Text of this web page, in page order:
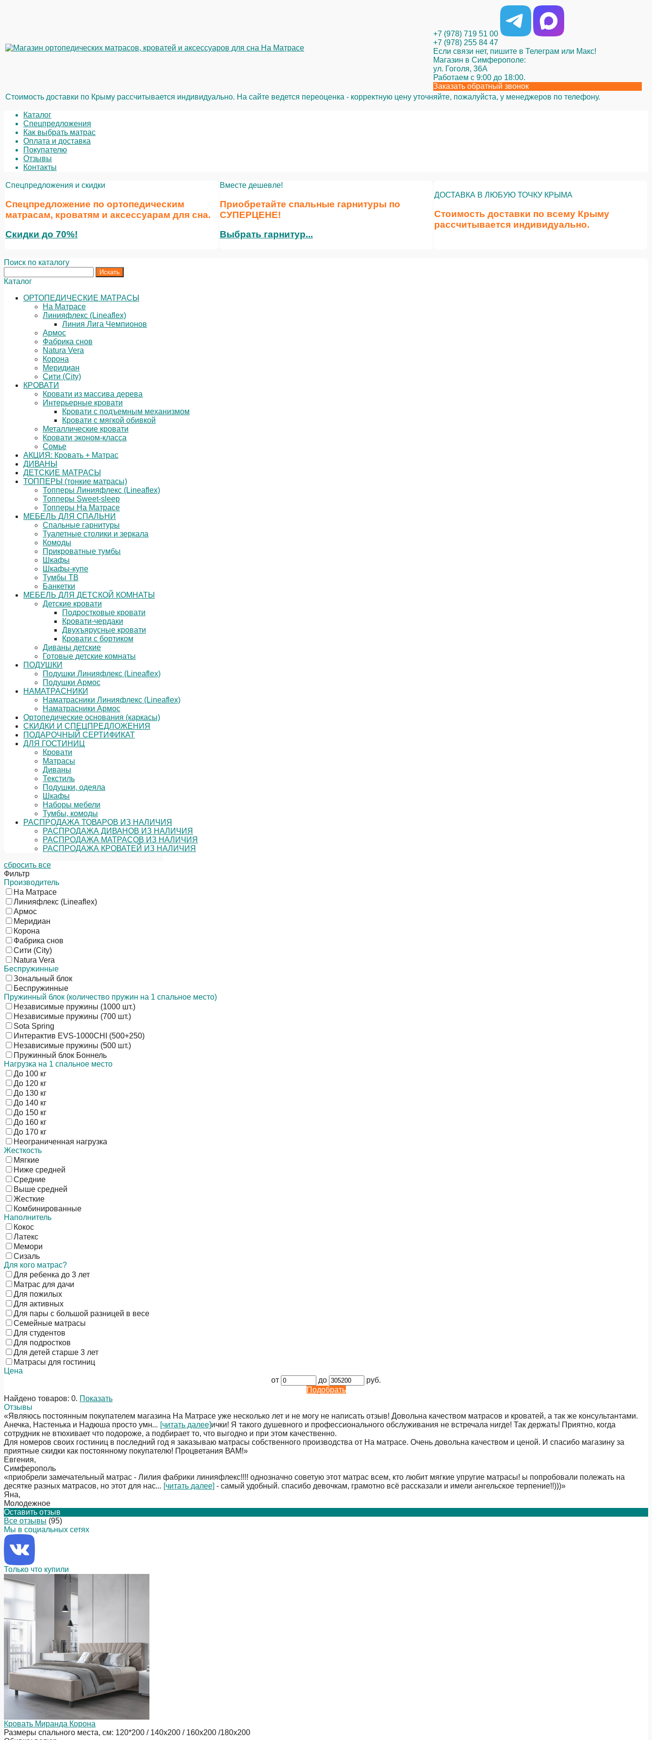
+7 (978) 719 51 00
+7 (978) 255 84 47
Если связи нет, пишите в Телеграм или Макс!
Магазин в Симферополе:
ул. Гоголя, 36А
Работаем с 9:00 до 18:00.
Заказать обратный звонок
Стоимость доставки по Крыму рассчитывается индивидуально. На сайте ведется переоценка - корректную цену уточняйте, пожалуйста, у менеджеров по телефону.
Каталог
Спецпредложения
Как выбрать матрас
Оплата и доставка
Покупателю
Отзывы
Контакты
Спецпредложения и скидки
Спецпредложение по ортопедическим
матрасам, кроватям и аксессуарам для сна.
Скидки до 70%!
Вместе дешевле!
Приобретайте спальные гарнитуры по
СУПЕРЦЕНЕ!
Выбрать гарнитур...
ДОСТАВКА В ЛЮБУЮ ТОЧКУ КРЫМА
Стоимость доставки по всему Крыму
рассчитывается индивидуально.
Поиск по каталогу
Каталог
ОРТОПЕДИЧЕСКИЕ МАТРАСЫ
На Матрасе
Линияфлекс (Lineaflex)
Линия Лига Чемпионов
Армос
Фабрика снов
Natura Vera
Корона
Меридиан
Сити (City)
КРОВАТИ
Кровати из массива дерева
Интерьерные кровати
Кровати с подъемным механизмом
Кровати с мягкой обивкой
Металлические кровати
Кровати эконом-класса
Сомье
АКЦИЯ: Кровать + Матрас
ДИВАНЫ
ДЕТСКИЕ МАТРАСЫ
ТОППЕРЫ (тонкие матрасы)
Топперы Линияфлекс (Lineaflex)
Топперы Sweet-sleep
Топперы На Матрасе
МЕБЕЛЬ ДЛЯ СПАЛЬНИ
Спальные гарнитуры
Туалетные столики и зеркала
Комоды
Прикроватные тумбы
Шкафы
Шкафы-купе
Тумбы ТВ
Банкетки
МЕБЕЛЬ ДЛЯ ДЕТСКОЙ КОМНАТЫ
Детские кровати
Подростковые кровати
Кровати-чердаки
Двухъярусные кровати
Кровати с бортиком
Диваны детские
Готовые детские комнаты
ПОДУШКИ
Подушки Линияфлекс (Lineaflex)
Подушки Армос
НАМАТРАСНИКИ
Наматрасники Линияфлекс (Lineaflex)
Наматрасники Армос
Ортопедические основания (каркасы)
СКИДКИ И СПЕЦПРЕДЛОЖЕНИЯ
ПОДАРОЧНЫЙ СЕРТИФИКАТ
ДЛЯ ГОСТИНИЦ
Кровати
Матрасы
Диваны
Текстиль
Подушки, одеяла
Шкафы
Наборы мебели
Тумбы, комоды
РАСПРОДАЖА ТОВАРОВ ИЗ НАЛИЧИЯ
РАСПРОДАЖА ДИВАНОВ ИЗ НАЛИЧИЯ
РАСПРОДАЖА МАТРАСОВ ИЗ НАЛИЧИЯ
РАСПРОДАЖА КРОВАТЕЙ ИЗ НАЛИЧИЯ
сбросить все
Фильтр
Производитель
На Матрасе
Линияфлекс (Lineaflex)
Армос
Меридиан
Корона
Фабрика снов
Сити (City)
Natura Vera
Беспружинные
Зональный блок
Беспружинные
Пружинный блок (количество пружин на 1 спальное место)
Независимые пружины (1000 шт.)
Независимые пружины (700 шт.)
Sota Spring
Интерактив EVS-1000CHI (500+250)
Независимые пружины (500 шт.)
Пружинный блок Боннель
Нагрузка на 1 спальное место
До 100 кг
До 120 кг
До 130 кг
До 140 кг
До 150 кг
До 160 кг
До 170 кг
Неограниченная нагрузка
Жесткость
Мягкие
Ниже средней
Средние
Выше средней
Жесткие
Комбинированные
Наполнитель
Кокос
Латекс
Мемори
Сизаль
Для кого матрас?
Для ребенка до 3 лет
Матрас для дачи
Для пожилых
Для активных
Для пары с большой разницей в весе
Семейные матрасы
Для студентов
Для подростков
Для детей старше 3 лет
Матрасы для гостиниц
Цена
от
до
руб.
Подобрать
Найдено товаров: 0. Показать
Отзывы
«Являюсь постоянным покупателем магазина На Матрасе уже несколько лет и не могу не написать отзыв! Довольна качеством матрасов и кроватей, а так же консультантами.
Анечка, Настенька и Надюша просто умн... [читать далее]ички! Я такого душевного и профессионального обслуживания не встречала нигде! Так держать! Приятно, когда
сотрудник не втюхивает что подороже, а подбирает то, что выгодно и при этом качественно.
Для номеров своих гостиниц в последний год я заказываю матрасы собственного производства от На матрасе. Очень довольна качеством и ценой. И спасибо магазину за
приятные скидки как постоянному покупателю! Процветания ВАМ!»
Евгения,
Симферополь
«приобрели замечательный матрас - Лилия фабрики линияфлекс!!!! однозначно советую этот матрас всем, кто любит мягкие упругие матрасы! ы попробовали полежать на
десятке разных матрасов, но этот для нас... [читать далее] - самый удобный. спасибо девочкам, грамотно всё рассказали и имели ангельское терпение!!)))»
Яна,
Молодежное
Оставить отзыв
Все отзывы (95)
Мы в социальных сетях
Только что купили
Кровать Миранда Корона
Размеры спального места, см: 120*200 / 140х200 / 160х200 /180х200